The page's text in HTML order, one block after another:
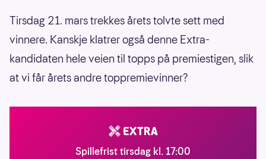
Tirsdag 21. mars trekkes årets tolvte sett med
vinnere. Kanskje klatrer også denne Extra-
kandidaten hele veien til topps på premiestigen, slik
at vi får årets andre toppremievinner?
Spillefrist tirsdag kl. 17:00